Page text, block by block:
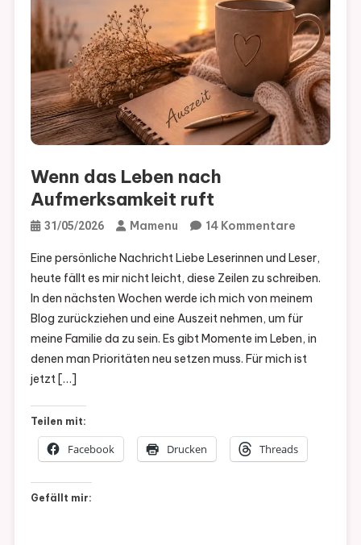
Wenn das Leben nach
Aufmerksamkeit ruft
31/05/2026 Mamenu 14 KommentareZu
Das
Leben
Nach
Ruft
Eine persönliche Nachricht Liebe Leserinnen und Leser,
heute fällt es mir nicht leicht, diese Zeilen zu schreiben.
In den nächsten Wochen werde ich mich von meinem
Blog zurückziehen und eine Auszeit nehmen, um für
meine Familie da zu sein. Es gibt Momente im Leben, in
denen man Prioritäten neu setzen muss. Für mich ist
jetzt […]
Teilen mit:
Facebook Drucken Threads
Gefällt mir: